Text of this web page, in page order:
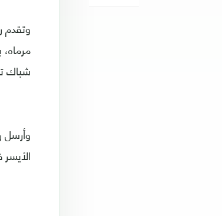
شباك
وأرسل
الأيسر